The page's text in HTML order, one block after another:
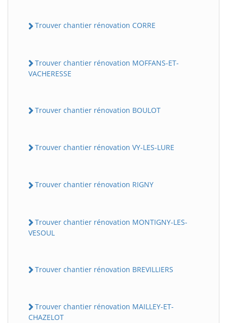
Trouver chantier rénovation CORRE
Trouver chantier rénovation MOFFANS-ET-
VACHERESSE
Trouver chantier rénovation BOULOT
Trouver chantier rénovation VY-LES-LURE
Trouver chantier rénovation RIGNY
Trouver chantier rénovation MONTIGNY-LES-
VESOUL
Trouver chantier rénovation BREVILLIERS
Trouver chantier rénovation MAILLEY-ET-
CHAZELOT